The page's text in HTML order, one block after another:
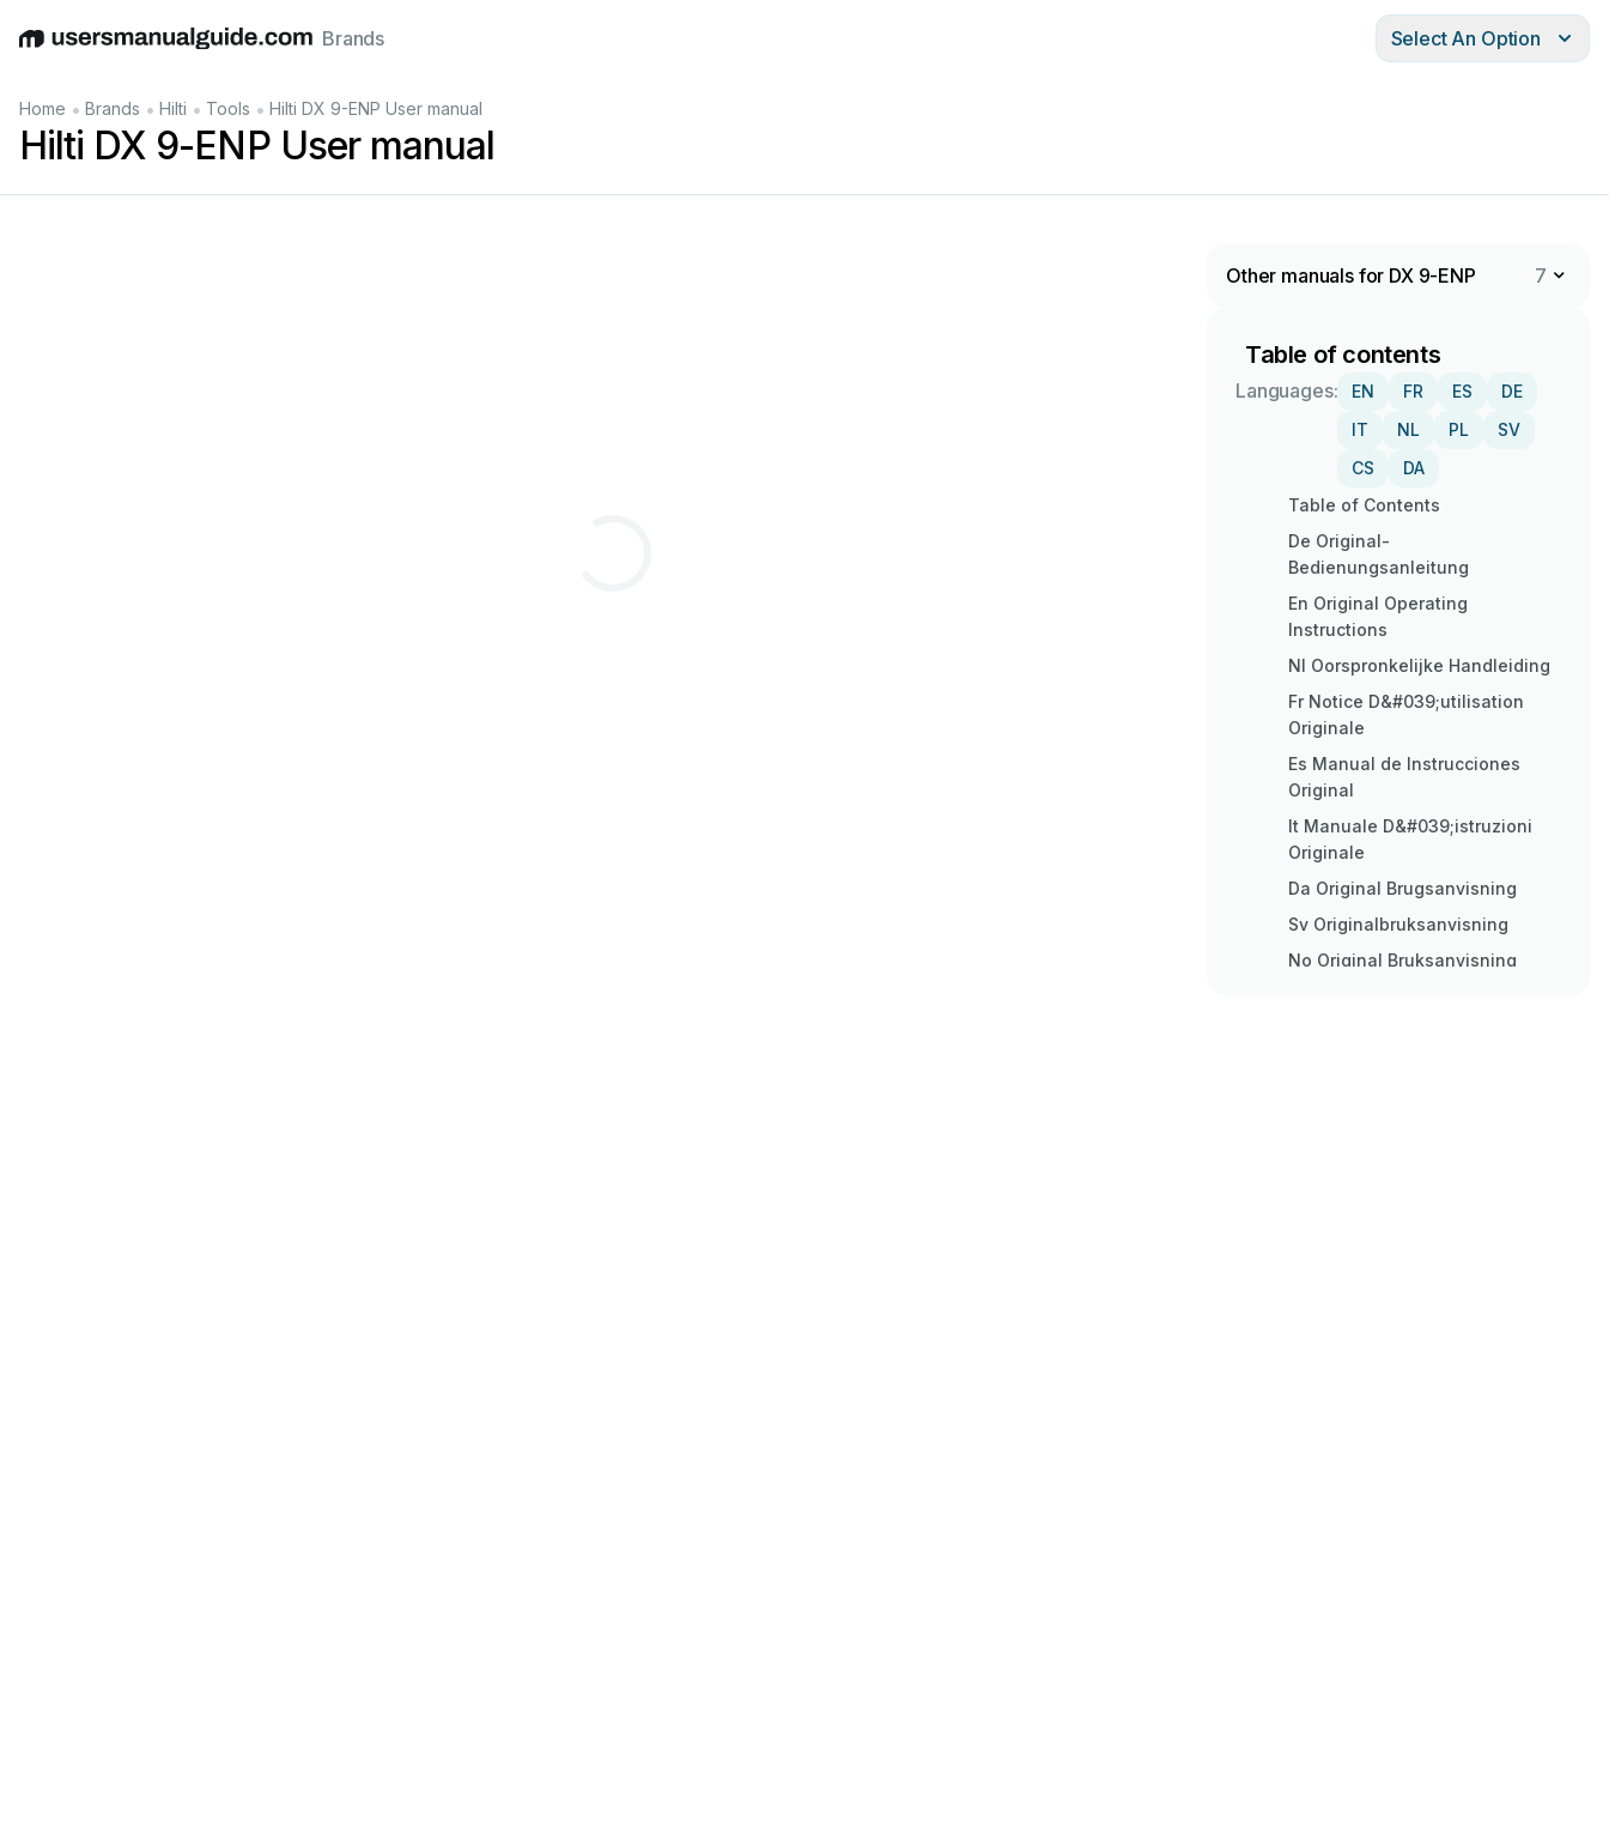
EnglishDeutschEspañolItalianoFrançais
Brands Select An Option
Home • Brands • Hilti • Tools • Hilti DX 9-ENP User manual
Hilti DX 9-ENP User manual
Other manuals for DX 9-ENP 7
Table of contents
Languages: EN FR ES
DE
IT
NL PL
SV
CS
DA
Table of Contents
De Original-
Bedienungsanleitung
En Original Operating
Instructions
Nl Oorspronkelijke Handleiding
Fr Notice D&#039;utilisation
Originale
Es Manual de Instrucciones
Original
It Manuale D&#039;istruzioni
Originale
Da Original Brugsanvisning
Sv Originalbruksanvisning
No Original Bruksanvisning